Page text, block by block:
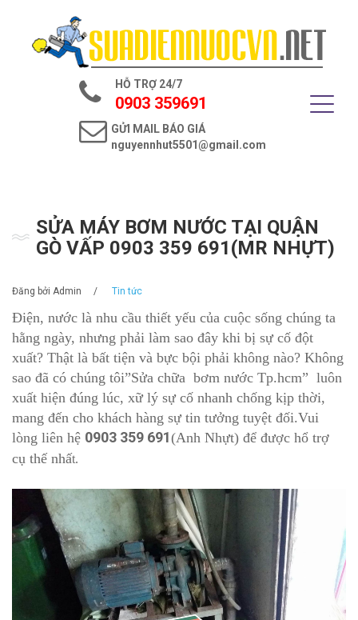
Trang chủ
Dịch vụ điện nước
HỖ TRỢ 24/7
0903 359691
GỬI MAIL BÁO GIÁ
nguyennhut5501@gmail.com
SỬA MÁY BƠM NƯỚC TẠI QUẬN
GÒ VẤP 0903 359 691(MR NHỰT)
Đăng bởi Admin / Tin tức
Điện, nước là nhu cầu thiết yếu của cuộc sống chúng ta
hằng ngày, nhưng phải làm sao đây khi bị sự cố đột
xuất? Thật là bất tiện và bực bội phải không nào? Không
sao đã có chúng tôi”Sửa chữa bơm nước Tp.hcm” luôn
xuất hiện đúng lúc, xữ lý sự cố nhanh chống kịp thời,
mang đến cho khách hàng sự tin tưởng tuyệt đối.Vui
lòng liên hệ 0903 359 691(Anh Nhựt) để được hổ trợ
cụ thế nhất.